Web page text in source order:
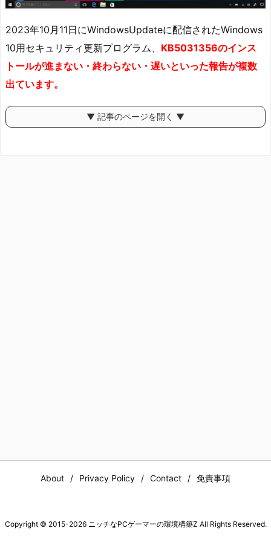
2023年10月11日にWindowsUpdateに配信されたWindows
10用セキュリティ更新プログラム、 KB5031356のインス
トールが進まない・終わらない・遅いといった報告が複数
出ています。
▼ 記事のページを開く ▼
About Privacy Policy Contact 免責事項
Copyright © 2015-2026 ニッチなPCゲーマーの環境構築Z All Rights Reserved.